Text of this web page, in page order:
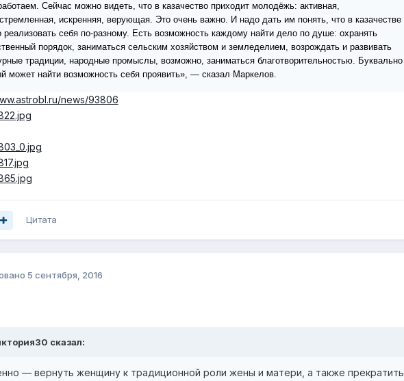
Сейчас можно видеть, что в казачество приходит молодёжь: активная,
искренняя, верующая. Это очень важно. И надо дать им понять, что в казачестве
себя по-разному. Есть возможность каждому найти дело по душе: охранять
порядок, заниматься сельским хозяйством и земледелием, возрождать и развивать
традиции, народные промыслы, возможно, заниматься благотворительностью. Буквально
может найти возможность себя проявить», — сказал Маркелов.
news/93806
Цитата
5 сентября, 2016
сказал:
— вернуть женщину к традиционной роли жены и матери, а также прекратить